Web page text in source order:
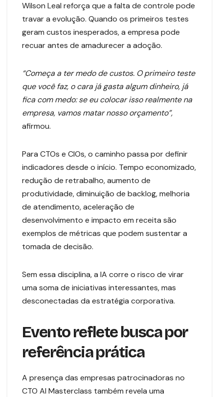
Wilson Leal reforça que a falta de controle pode
travar a evolução. Quando os primeiros testes
geram custos inesperados, a empresa pode
recuar antes de amadurecer a adoção.
“Começa a ter medo de custos. O primeiro teste
que você faz, o cara já gasta algum dinheiro, já
fica com medo: se eu colocar isso realmente na
empresa, vamos matar nosso orçamento”,
afirmou.
Para CTOs e CIOs, o caminho passa por definir
indicadores desde o início. Tempo economizado,
redução de retrabalho, aumento de
produtividade, diminuição de backlog, melhoria
de atendimento, aceleração de
desenvolvimento e impacto em receita são
exemplos de métricas que podem sustentar a
tomada de decisão.
Sem essa disciplina, a IA corre o risco de virar
uma soma de iniciativas interessantes, mas
desconectadas da estratégia corporativa.
Evento reflete busca por
referência prática
A presença das empresas patrocinadoras no
CTO AI Masterclass também revela uma